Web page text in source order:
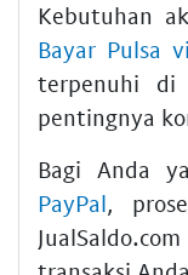
Kebutuhan
Bayar Pulsa
terpenuhi di
pentingnya
Bagi Anda
PayPal,